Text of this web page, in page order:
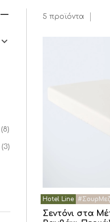
(8)
(3)
5 προϊόντα
Σεντόνι στα